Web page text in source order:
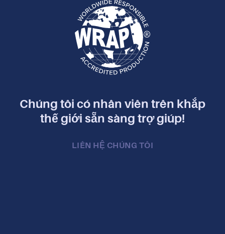
Chúng tôi có nhân viên trên khắp
thế giới sẵn sàng trợ giúp!
LIÊN HỆ CHÚNG TÔI